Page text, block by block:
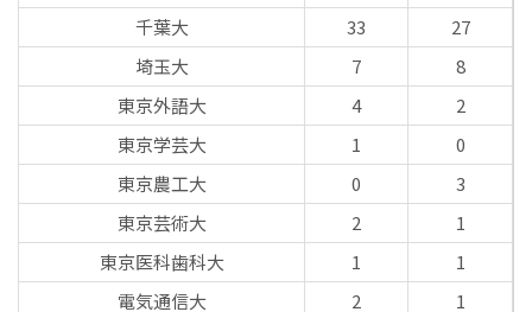
千葉大
33
27
埼玉大
7
8
東京外語大
4
2
東京学芸大
1
0
東京農工大
0
3
東京芸術大
2
1
東京医科歯科大
1
1
電気通信大
2
1